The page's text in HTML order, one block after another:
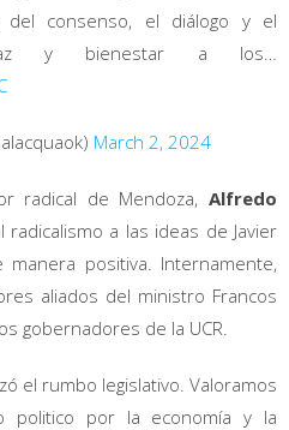
consenso, el diálogo y el
y bienestar a los…
March 2, 2024
radical de Mendoza, Alfredo
a las ideas de Javier
positiva. Internamente,
aliados del ministro Francos
gobernadores de la UCR.
el rumbo legislativo. Valoramos
politico por la economía y la